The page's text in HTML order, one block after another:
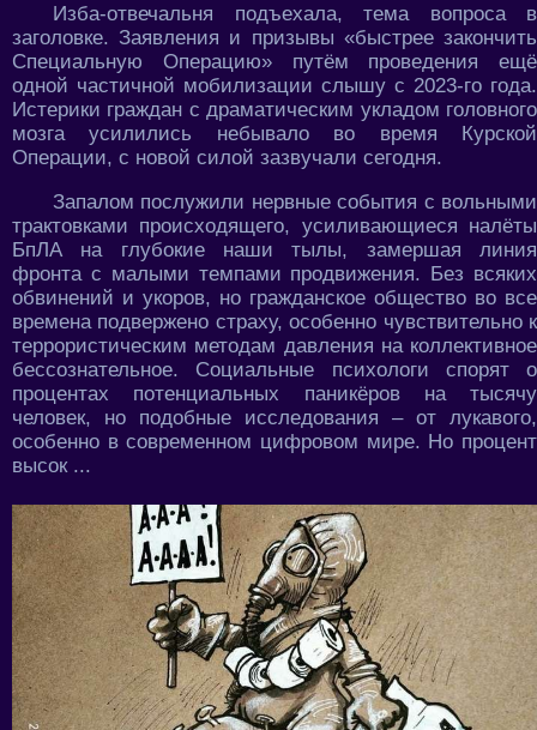
Изба-отвечальня подъехала, тема вопроса в
заголовке. Заявления и призывы «быстрее закончить
Специальную Операцию» путём проведения ещё
одной частичной мобилизации слышу с 2023-го года.
Истерики граждан с драматическим укладом головного
мозга усилились небывало во время Курской
Операции, с новой силой зазвучали сегодня.
Запалом послужили нервные события с вольными
трактовками происходящего, усиливающиеся налёты
БпЛА на глубокие наши тылы, замершая линия
фронта с малыми темпами продвижения. Без всяких
обвинений и укоров, но гражданское общество во все
времена подвержено страху, особенно чувствительно к
террористическим методам давления на коллективное
бессознательное. Социальные психологи спорят о
процентах потенциальных паникёров на тысячу
человек, но подобные исследования – от лукавого,
особенно в современном цифровом мире. Но процент
высок ...